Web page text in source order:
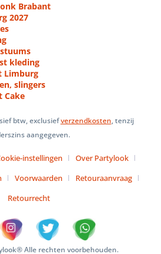
Brabant
2027
kleding
Limburg
slingers
Cake
btw, exclusiefverzendkosten, tenzij
aangegeven.
instellingen
Over Partylook
Voorwaarden
Retouraanvraag
Retourrecht
Alle rechten voorbehouden.